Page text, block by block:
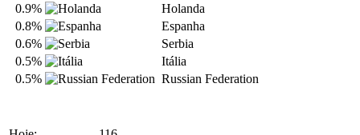
0.9%
Holanda
0.8%
Espanha
0.6%
Serbia
0.5%
Itália
0.5%
Russian Federation